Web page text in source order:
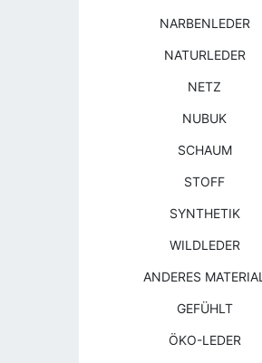
NARBENLEDER
NATURLEDER
NETZ
NUBUK
SCHAUM
STOFF
SYNTHETIK
WILDLEDER
ANDERES MATERIAL
GEFÜHLT
ÖKO-LEDER